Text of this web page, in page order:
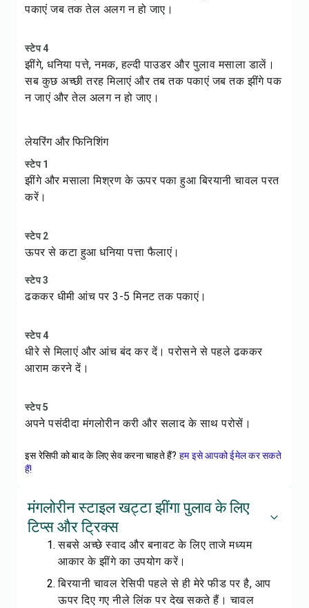
पकाएं जब तक तेल अलग न हो जाए।
स्टेप 4
झींगे, धनिया पत्ते, नमक, हल्दी पाउडर और पुलाव मसाला डालें।
सब कुछ अच्छी तरह मिलाएं और तब तक पकाएं जब तक झींगे पक
न जाएं और तेल अलग न हो जाए।
लेयरिंग और फिनिशिंग
स्टेप 1
झींगे और मसाला मिश्रण के ऊपरपका हुआ बिरयानी चावल परत
करें।
स्टेप 2
ऊपर से कटा हुआ धनिया पत्ता फैलाएं।
स्टेप 3
ढककर धीमी आंच पर 3-5 मिनट तक पकाएं।
स्टेप 4
धीरे से मिलाएं और आंच बंद कर दें। परोसने से पहले ढककर
आराम करने दें।
स्टेप 5
अपने पसंदीदामंगलोरीन करी और सलाद के साथ परोसें।
इस रेसिपी को बाद के लिए सेव करना चाहते हैं? हम इसे आपको ईमेल कर सकते
हैं!
मंगलोरीन स्टाइल खट्टा झींगा पुलाव के लिए
टिप्स और ट्रिक्स
सबसे अच्छे स्वाद और बनावट के लिए ताजे मध्यम
आकार के झींगे का उपयोग करें।
बिरयानी चावल रेसिपी पहले से ही मेरे फीड पर है, आप
ऊपर दिए गए नीले लिंक पर देख सकते हैं। चावल